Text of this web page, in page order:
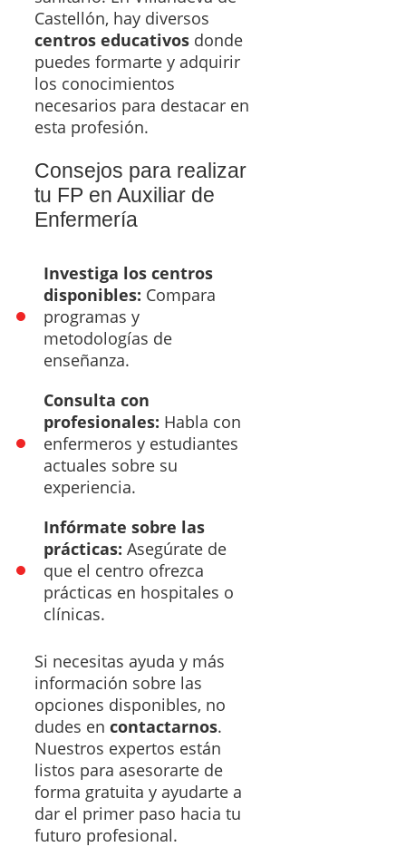
Castellón, hay diversos
centros educativos donde
puedes formarte y adquirir
los conocimientos
necesarios para destacar en
esta profesión.
Consejos para realizar
tu FP en Auxiliar de
Enfermería
Investiga los centros
disponibles: Compara
programas y
metodologías de
enseñanza.
Consulta con
profesionales: Habla con
enfermeros y estudiantes
actuales sobre su
experiencia.
Infórmate sobre las
prácticas: Asegúrate de
que el centro ofrezca
prácticas en hospitales o
clínicas.
Si necesitas ayuda y más
información sobre las
opciones disponibles, no
dudes en contactarnos.
Nuestros expertos están
listos para asesorarte de
forma gratuita y ayudarte a
dar el primer paso hacia tu
futuro profesional.